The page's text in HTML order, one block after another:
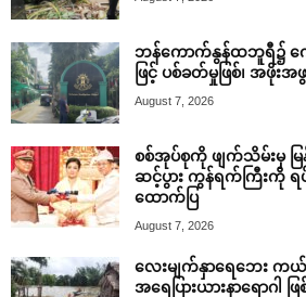
ဘန်ကောက်နွန်ထဘူရီ၌ ကျ
ဖြင့် ပစ်ခတ်မှုဖြစ်၊ အဖိုး
August 7, 2026
စစ်အုပ်စုကို ဖျက်သိမ်းမှ မ
ဆင့်ပွား ကွန်ရက်ကြီးကို
ထောက်ပြ
August 7, 2026
လေးမျက်နှာရေဘေး
အရေပြားယားနာရောဂါ ဖြ